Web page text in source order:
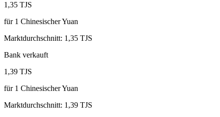
1,35 TJS
für1 Chinesischer Yuan
Marktdurchschnitt: 1,35 TJS
Bank verkauft
1,39 TJS
für1 Chinesischer Yuan
Marktdurchschnitt: 1,39 TJS